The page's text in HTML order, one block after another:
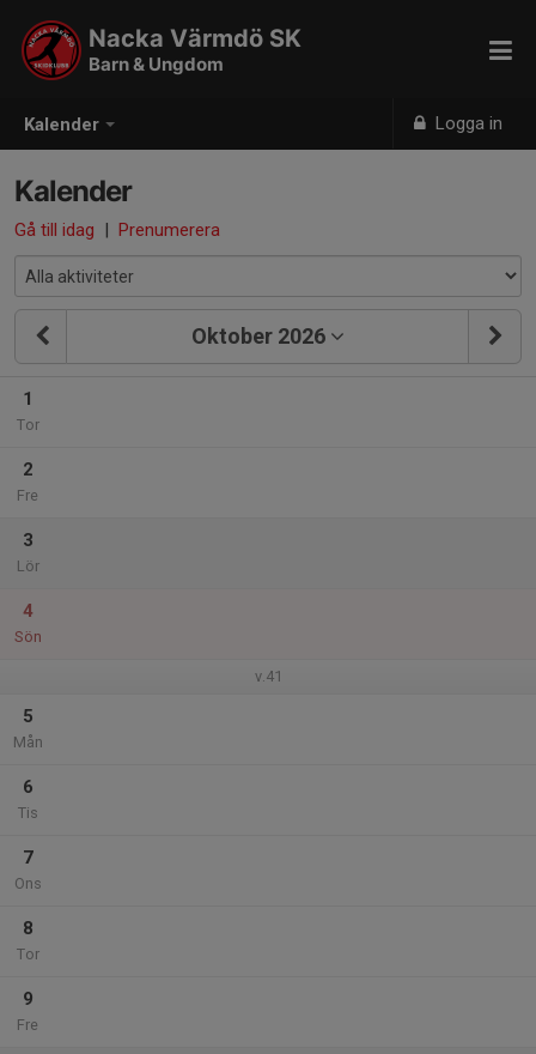
Kalender Logga in
Nacka Värmdö SK
Barn & Ungdom
Kalender
Gå till idag | Prenumerera
Oktober 2026
1
Tor
2
Fre
3
Lör
4
Sön
v.41
5
Mån
6
Tis
7
Ons
8
Tor
9
Fre